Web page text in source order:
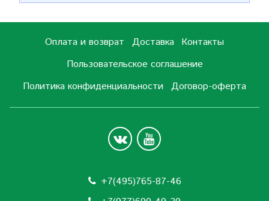
Оплата и возврат Доставка Контакты
Пользовательское соглашение
Политика конфиденциальности Договор-оферта
+7(495)765-87-46